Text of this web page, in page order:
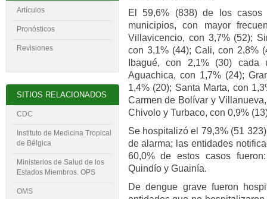
El 59,6% (838) de los
municipios, con mayor
Villavicencio, con 3,7% (52);
con 3,1% (44); Cali, con 2,8%
Ibagué, con 2,1% (30) cada
Aguachica, con 1,7% (24);
1,4% (20); Santa Marta, con
Carmen de Bolívar y
Chivolo y Turbaco, con 0,9%
Se hospitalizó el 79,3% (51
de alarma; las entidades
60,0% de estos casos
Quindío y Guainía.
De dengue grave fueron
Artículos
Pronósticos
Revisiones
SITIOS RELACIONADOS
CDC
Instituto de Medicina Tropical
de Bélgica
Ministerios de Salud de los
Estados Miembros. OPS
OMS